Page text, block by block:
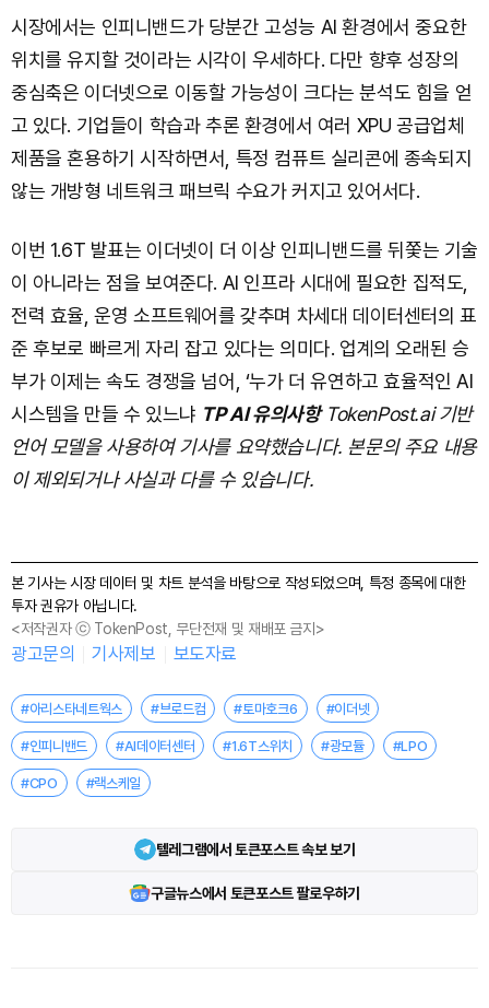
시장에서는 인피니밴드가 당분간 고성능 AI 환경에서 중요한
위치를 유지할 것이라는 시각이 우세하다. 다만 향후 성장의
중심축은 이더넷으로 이동할 가능성이 크다는 분석도 힘을 얻
고 있다. 기업들이 학습과 추론 환경에서 여러 XPU 공급업체
제품을 혼용하기 시작하면서, 특정 컴퓨트 실리콘에 종속되지
않는 개방형 네트워크 패브릭 수요가 커지고 있어서다.
이번 1.6T 발표는 이더넷이 더 이상 인피니밴드를 뒤쫓는 기술
이 아니라는 점을 보여준다. AI 인프라 시대에 필요한 집적도,
전력 효율, 운영 소프트웨어를 갖추며 차세대 데이터센터의 표
준 후보로 빠르게 자리 잡고 있다는 의미다. 업계의 오래된 승
부가 이제는 속도 경쟁을 넘어, ‘누가 더 유연하고 효율적인 AI
시스템을 만들 수 있느냐 TP AI 유의사항TokenPost.ai 기반
언어 모델을 사용하여 기사를 요약했습니다. 본문의 주요 내용
이 제외되거나 사실과 다를 수 있습니다.
본 기사는 시장 데이터 및 차트 분석을 바탕으로 작성되었으며, 특정 종목에 대한
투자 권유가 아닙니다.
<저작권자 ⓒ TokenPost, 무단전재 및 재배포 금지>
광고문의 기사제보 보도자료
#아리스타네트웍스 #브로드컴 #토마호크6 #이더넷
#인피니밴드 #AI데이터센터 #1.6T스위치 #광모듈 #LPO
#CPO #랙스케일
텔레그램에서 토큰포스트 속보 보기
구글뉴스에서 토큰포스트 팔로우하기